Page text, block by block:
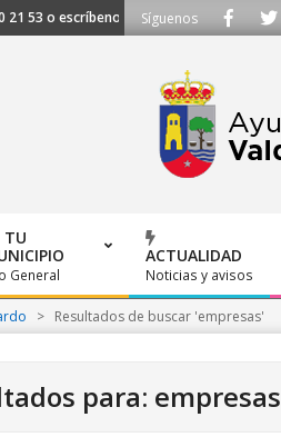
o escríbenos a ayuntamiento@alalpardo.org
Síguenos
TU
General
ACTUALIDAD
Noticias y avisos
> Resultados de buscar 'empresas'
para: empresas